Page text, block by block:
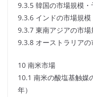
9.3.5 韓国の市場規模・
9.3.6 インドの市場規模
9.3.7 東南アジアの市場
9.3.8 オーストラリアの
10 南米市場
10.1 南米の酸塩基触媒
年）